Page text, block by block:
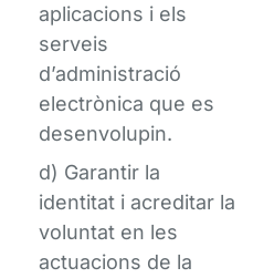
aplicacions i els
serveis
d’administració
electrònica que es
desenvolupin.
d) Garantir la
identitat i acreditar la
voluntat en les
actuacions de la